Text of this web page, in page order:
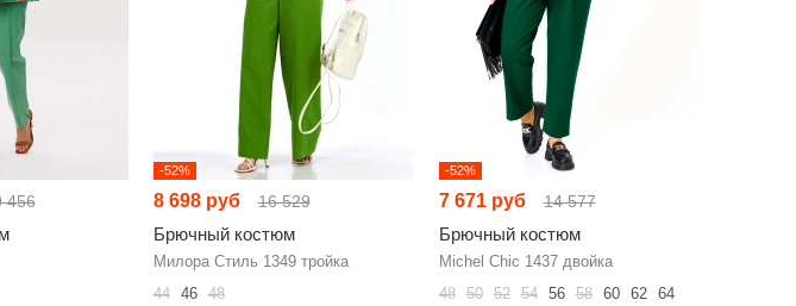
456
-52%
8 698 руб 16 529
Брючный костюм
Милора Стиль 1349 тройка
44
46 48
-52%
7 671 руб 14 577
Брючный костюм
Michel Chic 1437 двойка
48 50 52 54 56 58 60 62 64